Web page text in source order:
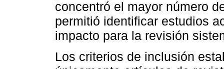
concentró el mayor número
permitió identificar estudios
impacto para la revisión
Los criterios de inclusión